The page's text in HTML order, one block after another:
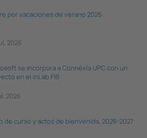
por vacaciones de verano 2026
2026
se incorpora a Connèxia UPC con un
en el inLab FIB
2026
de curso y actos de bienvenida, 2026-2027